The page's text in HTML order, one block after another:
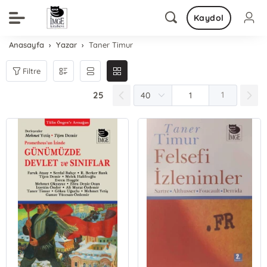
Kaydol
Anasayfa Yazar Taner Timur
Filtre
25 1